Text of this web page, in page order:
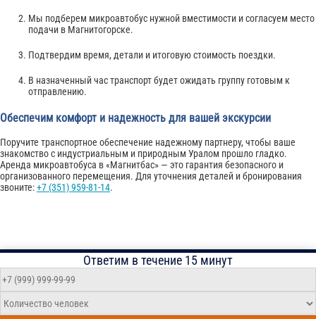
Мы подберем микроавтобус нужной вместимости и согласуем место
подачи в Магнитогорске.
Подтвердим время, детали и итоговую стоимость поездки.
В назначенный час транспорт будет ожидать группу готовым к
отправлению.
Обеспечим комфорт и надежность для вашей экскурсии
Поручите транспортное обеспечение надежному партнеру, чтобы ваше
знакомство с индустриальным и природным Уралом прошло гладко.
Аренда микроавтобуса в «Магнитбас» — это гарантия безопасного и
организованного перемещения. Для уточнения деталей и бронирования
звоните:+7 (351) 959-81-14.
Ответим в течение 15 минут